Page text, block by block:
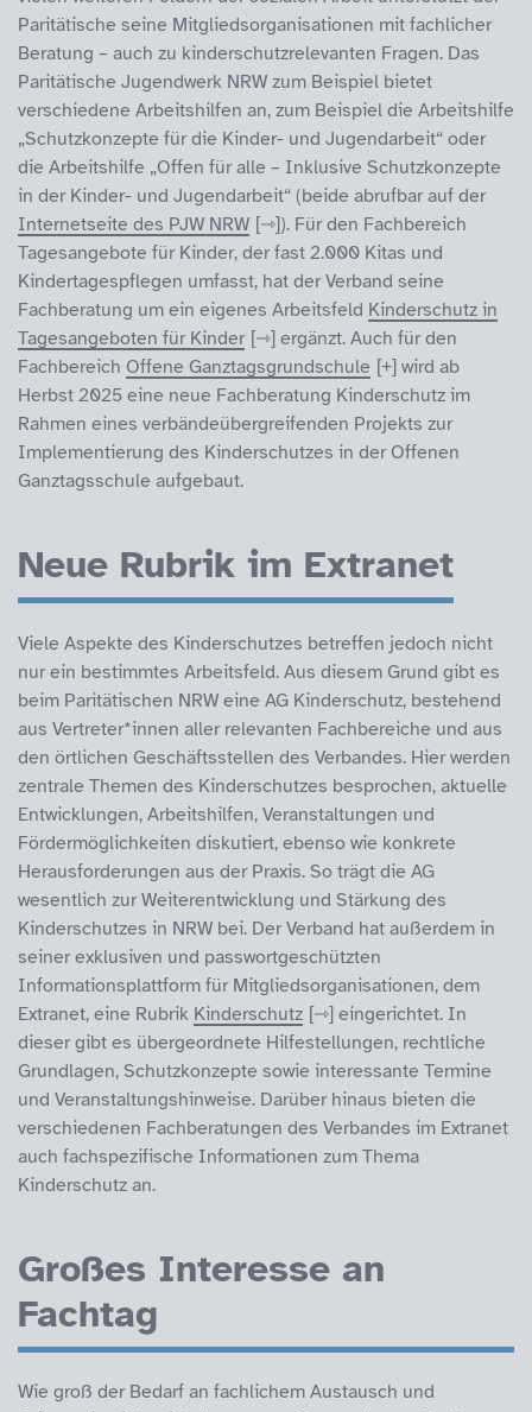
Paritätische seine Mitgliedsorganisationen mit fachlicher
Beratung – auch zu kinderschutzrelevanten Fragen. Das
Paritätische Jugendwerk NRW zum Beispiel bietet
verschiedene Arbeitshilfen an, zum Beispiel die Arbeitshilfe
„Schutzkonzepte für die Kinder- und Jugendarbeit“ oder
die Arbeitshilfe „Offen für alle – Inklusive Schutzkonzepte
in der Kinder- und Jugendarbeit“ (beide abrufbar auf der
Internetseite des PJW NRW
). Für den Fachbereich
Tagesangebote für Kinder, der fast 2.000 Kitas und
Kindertagespflegen umfasst, hat der Verband seine
Fachberatung um ein eigenes Arbeitsfeld Kinderschutz in
Tagesangeboten für Kinder
ergänzt. Auch für den
Fachbereich Offene Ganztagsgrundschule
wird ab
Herbst 2025 eine neue Fachberatung Kinderschutz im
Rahmen eines verbändeübergreifenden Projekts zur
Implementierung des Kinderschutzes in der Offenen
Ganztagsschule aufgebaut.
Neue Rubrik im Extranet
Viele Aspekte des Kinderschutzes betreffen jedoch nicht
nur ein bestimmtes Arbeitsfeld. Aus diesem Grund gibt es
beim Paritätischen NRW eine AG Kinderschutz, bestehend
aus Vertreter*innen aller relevanten Fachbereiche und aus
den örtlichen Geschäftsstellen des Verbandes. Hier werden
zentrale Themen des Kinderschutzes besprochen, aktuelle
Entwicklungen, Arbeitshilfen, Veranstaltungen und
Fördermöglichkeiten diskutiert, ebenso wie konkrete
Herausforderungen aus der Praxis. So trägt die AG
wesentlich zur Weiterentwicklung und Stärkung des
Kinderschutzes in NRW bei. Der Verband hat außerdem in
seiner exklusiven und passwortgeschützten
Informationsplattform für Mitgliedsorganisationen, dem
Extranet, eine Rubrik Kinderschutz
eingerichtet. In
dieser gibt es übergeordnete Hilfestellungen, rechtliche
Grundlagen, Schutzkonzepte sowie interessante Termine
und Veranstaltungshinweise. Darüber hinaus bieten die
verschiedenen Fachberatungen des Verbandes im Extranet
auch fachspezifische Informationen zum Thema
Kinderschutz an.
Großes Interesse an
Fachtag
Wie groß der Bedarf an fachlichem Austausch und